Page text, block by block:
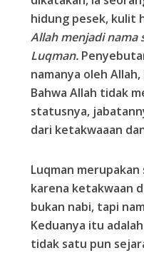
hidung pesek, kulit
Allah menjadi nama
Luqman.
namanya oleh
Bahwa Allah tidak
statusnya,
dari ketakwaaan
Luqman
karena ketakwaan
bukan nabi, tapi
Keduanya itu
tidak satu pun